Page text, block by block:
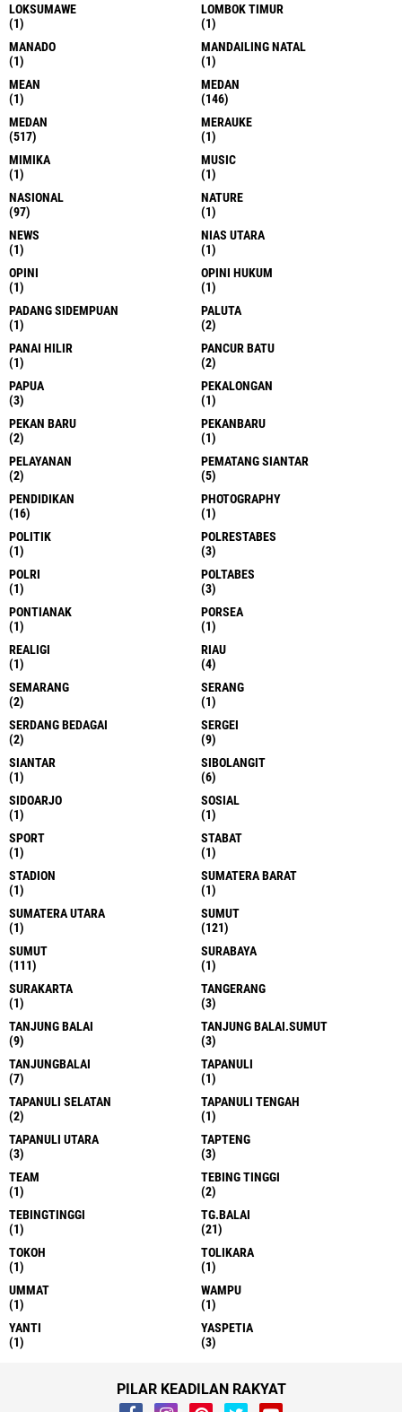
LOKSUMAWE
(1)
LOMBOK TIMUR
(1)
MANADO
(1)
MANDAILING NATAL
(1)
MEAN
(1)
MEDAN
(146)
MEDAN
(517)
MERAUKE
(1)
MIMIKA
(1)
MUSIC
(1)
NASIONAL
(97)
NATURE
(1)
NEWS
(1)
NIAS UTARA
(1)
OPINI
(1)
OPINI HUKUM
(1)
PADANG SIDEMPUAN
(1)
PALUTA
(2)
PANAI HILIR
(1)
PANCUR BATU
(2)
PAPUA
(3)
PEKALONGAN
(1)
PEKAN BARU
(2)
PEKANBARU
(1)
PELAYANAN
(2)
PEMATANG SIANTAR
(5)
PENDIDIKAN
(16)
PHOTOGRAPHY
(1)
POLITIK
(1)
POLRESTABES
(3)
POLRI
(1)
POLTABES
(3)
PONTIANAK
(1)
PORSEA
(1)
REALIGI
(1)
RIAU
(4)
SEMARANG
(2)
SERANG
(1)
SERDANG BEDAGAI
(2)
SERGEI
(9)
SIANTAR
(1)
SIBOLANGIT
(6)
SIDOARJO
(1)
SOSIAL
(1)
SPORT
(1)
STABAT
(1)
STADION
(1)
SUMATERA BARAT
(1)
SUMATERA UTARA
(1)
SUMUT
(121)
SUMUT
(111)
SURABAYA
(1)
SURAKARTA
(1)
TANGERANG
(3)
TANJUNG BALAI
(9)
TANJUNG BALAI.SUMUT
(3)
TANJUNGBALAI
(7)
TAPANULI
(1)
TAPANULI SELATAN
(2)
TAPANULI TENGAH
(1)
TAPANULI UTARA
(3)
TAPTENG
(3)
TEAM
(1)
TEBING TINGGI
(2)
TEBINGTINGGI
(1)
TG.BALAI
(21)
TOKOH
(1)
TOLIKARA
(1)
UMMAT
(1)
WAMPU
(1)
YANTI
(1)
YASPETIA
(3)
PILAR KEADILAN RAKYAT